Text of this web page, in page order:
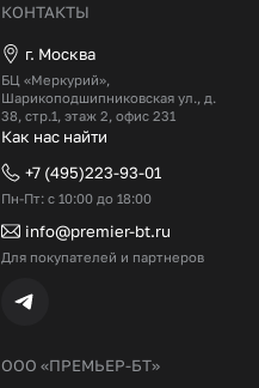
ООО «ПРЕМЬЕР-БТ»
КОНТАКТЫ
г. Москва
БЦ «Меркурий»,
Шарикоподшипниковская ул., д.
38, стр.1, этаж 2, офис 231
Как нас найти
+7 (495)223-93-01
Пн-Пт: с 10:00 до 18:00
info@premier-bt.ru
Для покупателей и партнеров